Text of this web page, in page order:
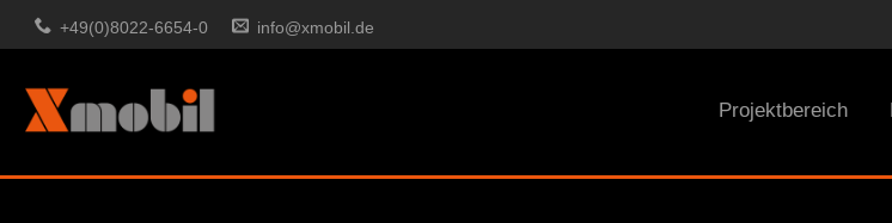
+49(0)8022-6654-0 info@xmobil.de
Projektbereich